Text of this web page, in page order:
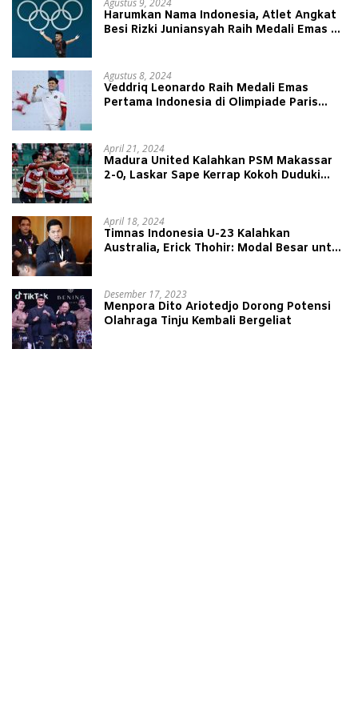
Agustus 9, 2024
Harumkan Nama Indonesia, Atlet Angkat
Besi Rizki Juniansyah Raih Medali Emas di
Agustus 8, 2024
Veddriq Leonardo Raih Medali Emas
Pertama Indonesia di Olimpiade Paris
April 21, 2024
Madura United Kalahkan PSM Makassar
2-0, Laskar Sape Kerrap Kokoh Duduki
April 18, 2024
Timnas Indonesia U-23 Kalahkan
Australia, Erick Thohir: Modal Besar untuk
Desember 17, 2023
Menpora Dito Ariotedjo Dorong Potensi
Olahraga Tinju Kembali Bergeliat